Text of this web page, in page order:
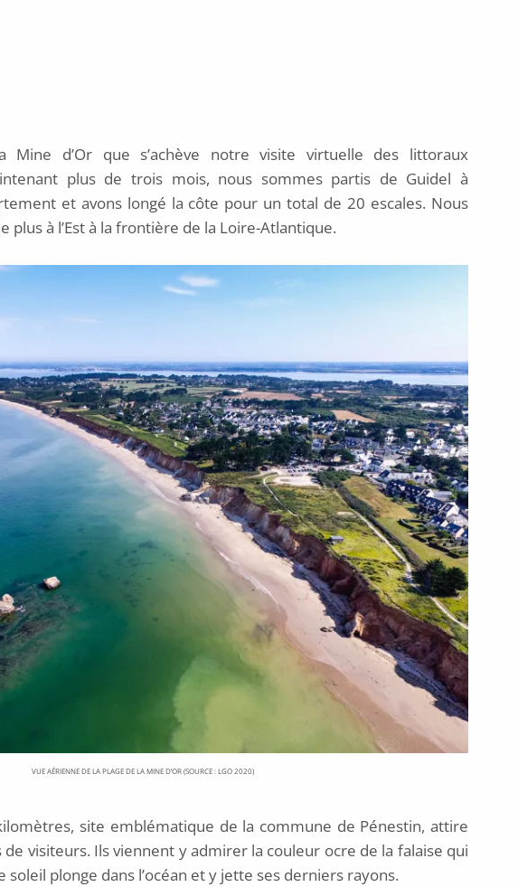
Mine d’Or que s’achève notre visite virtuelle des littoraux
plus de trois mois, nous sommes partis de Guidel à
et avons longé la côte pour un total de 20 escales. Nous
plus à l’Est à la frontière de la Loire-Atlantique.
VUE AÉRIENNE DE LA PLAGE DE LA MINE D’OR (SOURCE : LGO 2020)
site emblématique de la commune de Pénestin, attire
visiteurs. Ils viennent y admirer la couleur ocre de la falaise qui
soleil plonge dans l’océan et y jette ses derniers rayons.